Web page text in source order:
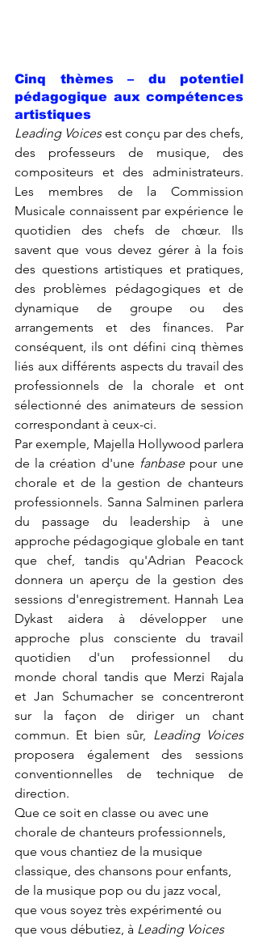
Cinq thèmes – du potentiel
pédagogique aux compétences
artistiques
Leading Voices est conçu par des chefs,
des professeurs de musique, des
compositeurs et des administrateurs.
Les membres de la Commission
Musicale connaissent par expérience le
quotidien des chefs de chœur. Ils
savent que vous devez gérer à la fois
des questions artistiques et pratiques,
des problèmes pédagogiques et de
dynamique de groupe ou des
arrangements et des finances. Par
conséquent, ils ont défini cinq thèmes
liés aux différents aspects du travail des
professionnels de la chorale et ont
sélectionné des animateurs de session
correspondant à ceux-ci.
Par exemple, Majella Hollywood parlera
de la création d'une fanbase pour une
chorale et de la gestion de chanteurs
professionnels. Sanna Salminen parlera
du passage du leadership à une
approche pédagogique globale en tant
que chef, tandis qu'Adrian Peacock
donnera un aperçu de la gestion des
sessions d'enregistrement. Hannah Lea
Dykast aidera à développer une
approche plus consciente du travail
quotidien d'un professionnel du
monde choral tandis que Merzi Rajala
et Jan Schumacher se concentreront
sur la façon de diriger un chant
commun. Et bien sûr, Leading Voices
proposera également des sessions
conventionnelles de technique de
direction.
Que ce soit en classe ou avec une
chorale de chanteurs professionnels,
que vous chantiez de la musique
classique, des chansons pour enfants,
de la musique pop ou du jazz vocal,
que vous soyez très expérimenté ou
que vous débutiez, à Leading Voices